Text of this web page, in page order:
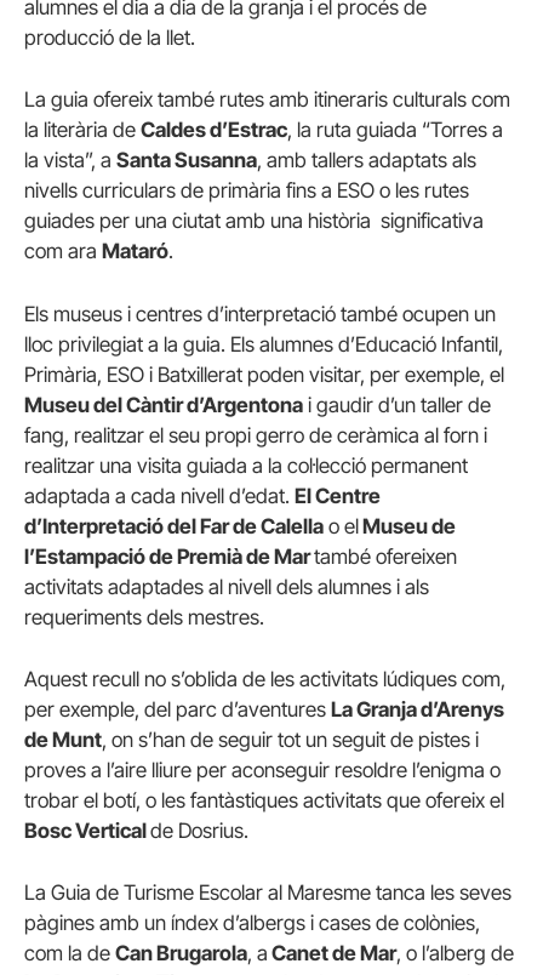
alumnes el dia a dia de la granja i el procés de
producció de la llet.
La guia ofereix també rutes amb itineraris culturals com
la literària de Caldes d’Estrac, la ruta guiada “Torres a
la vista”, a Santa Susanna, amb tallers adaptats als
nivells curriculars de primària fins a ESO o les rutes
guiades per una ciutat amb una història significativa
com ara Mataró.
Els museus i centres d’interpretació també ocupen un
lloc privilegiat a la guia. Els alumnes d’Educació Infantil,
Primària, ESO i Batxillerat poden visitar, per exemple, el
Museu del Càntir d’Argentona i gaudir d’un taller de
fang, realitzar el seu propi gerro de ceràmica al forn i
realitzar una visita guiada a la col·lecció permanent
adaptada a cada nivell d’edat. El Centre
d’Interpretació del Far de Calella o elMuseu de
l’Estampació de Premià de Martambé ofereixen
activitats adaptades al nivell dels alumnes i als
requeriments dels mestres.
Aquest recull no s’oblida de les activitats lúdiques com,
per exemple, del parc d’aventures La Granja d’Arenys
de Munt, on s’han de seguir tot un seguit de pistes i
proves a l’aire lliure per aconseguir resoldre l’enigma o
trobar el botí, o les fantàstiques activitats que ofereix el
Bosc Verticalde Dosrius.
La Guia de Turisme Escolar al Maresme tanca les seves
pàgines amb un índex d’albergs i cases de colònies,
com la de Can Brugarola, a Canet de Mar, o l’alberg de